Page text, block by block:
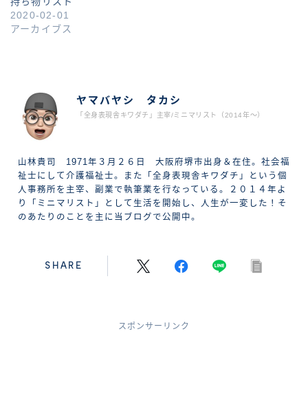
2020-02-01
アーカイブス
ヤマバヤシ タカシ
「全身表現舎キワダチ」主宰/ミニマリスト（2014年〜）
山林貴司 1971年３月２６日 大阪府堺市出身＆在住。社会福
祉士にして介護福祉士。また「全身表現舎キワダチ」という個
人事務所を主宰、副業で執筆業を行なっている。２０１４年よ
り「ミニマリスト」として生活を開始し、人生が一変した！そ
のあたりのことを主に当ブログで公開中。
SHARE
スポンサーリンク